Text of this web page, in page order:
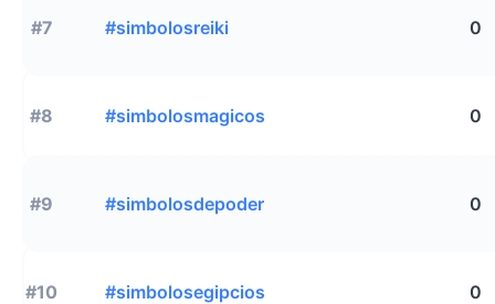
#7 #simbolosreiki 0
#8 #simbolosmagicos 0
#9 #simbolosdepoder 0
#10 #simbolosegipcios 0